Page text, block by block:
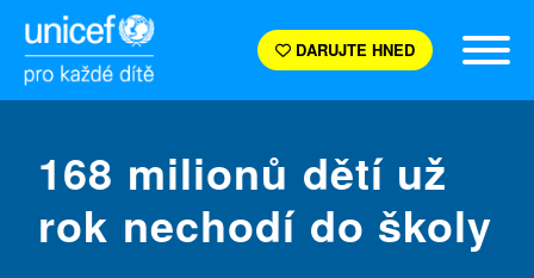
DARUJTE HNED
168 milionů dětí už
rok nechodí do školy